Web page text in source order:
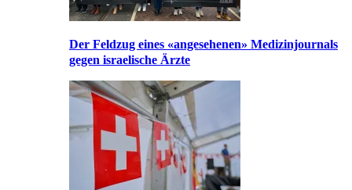
Der Feldzug eines «angesehenen» Medizinjournals
gegen israelische Ärzte